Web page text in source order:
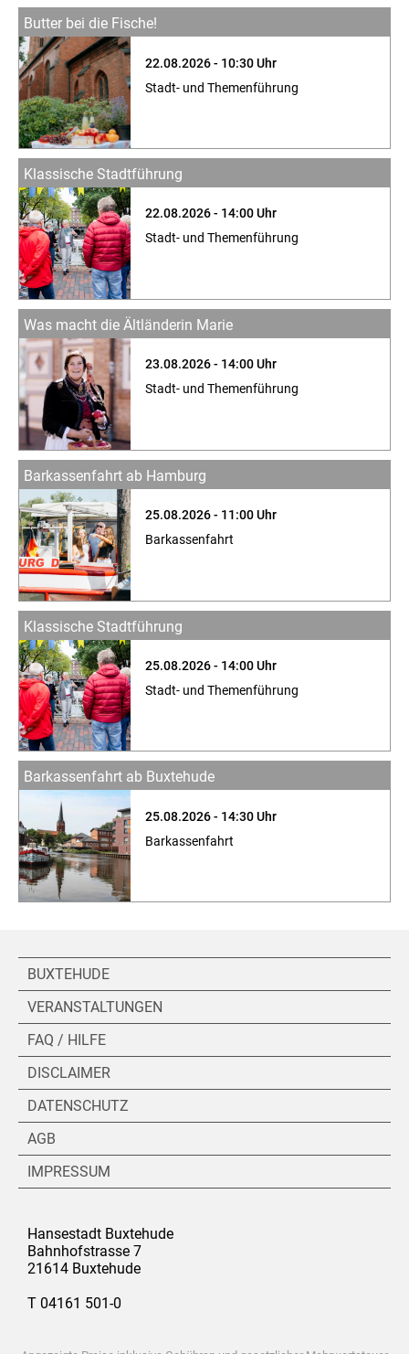
Butter bei die Fische!
22.08.2026 - 10:30 Uhr
Stadt- und Themenführung
Klassische Stadtführung
22.08.2026 - 14:00 Uhr
Stadt- und Themenführung
Was macht die Ältländerin Marie
23.08.2026 - 14:00 Uhr
Stadt- und Themenführung
Barkassenfahrt ab Hamburg
25.08.2026 - 11:00 Uhr
Barkassenfahrt
Klassische Stadtführung
25.08.2026 - 14:00 Uhr
Stadt- und Themenführung
Barkassenfahrt ab Buxtehude
25.08.2026 - 14:30 Uhr
Barkassenfahrt
BUXTEHUDE
VERANSTALTUNGEN
FAQ / HILFE
DISCLAIMER
DATENSCHUTZ
AGB
IMPRESSUM
Hansestadt Buxtehude
Bahnhofstrasse 7
21614 Buxtehude
T 04161 501-0